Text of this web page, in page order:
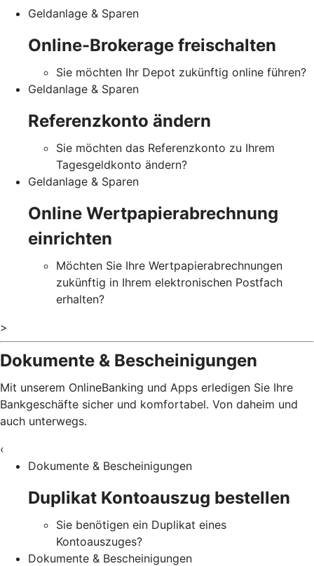
Geldanlage & Sparen
Online-Brokerage freischalten
Sie möchten Ihr Depot zukünftig online führen?
Geldanlage & Sparen
Referenzkonto ändern
Sie möchten das Referenzkonto zu Ihrem
Tagesgeldkonto ändern?
Geldanlage & Sparen
Online Wertpapierabrechnung
einrichten
Möchten Sie Ihre Wertpapierabrechnungen
zukünftig in Ihrem elektronischen Postfach
erhalten?
>
Dokumente & Bescheinigungen
Mit unserem OnlineBanking und Apps erledigen Sie Ihre
Bankgeschäfte sicher und komfortabel. Von daheim und
auch unterwegs.
‹
Dokumente & Bescheinigungen
Duplikat Kontoauszug bestellen
Sie benötigen ein Duplikat eines
Kontoauszuges?
Dokumente & Bescheinigungen